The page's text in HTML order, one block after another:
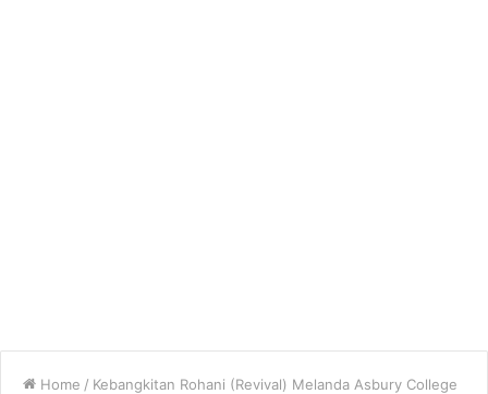
Home / Kebangkitan Rohani (Revival) Melanda Asbury College